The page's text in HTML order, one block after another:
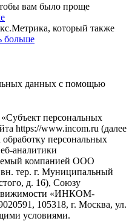
вам было проще
который также
больше
данных с помощью
персональных
https://www.incom.ru (далее
персональных
аналитики
компанией ООО
тер. г. Муниципальный
д. 16), Союзу
«ИНКОМ-
105318, г. Москва, ул.
условиями.